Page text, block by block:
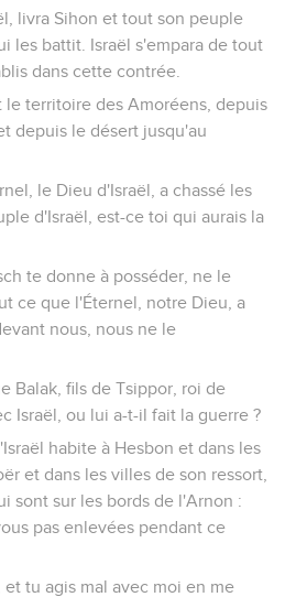
livra Sihon et tout son peuple
les battit. Israël s'empara de tout
dans cette contrée.
le territoire des Amoréens, depuis
depuis le désert jusqu'au
le Dieu d'Israël, a chassé les
d'Israël, est-ce toi qui aurais la
te donne à posséder, ne le
ce que l'Éternel, notre Dieu, a
nous, nous ne le
Balak, fils de Tsippor, roi de
Israël, ou lui a-t-il fait la guerre ?
habite à Hesbon et dans les
et dans les villes de son ressort,
sont sur les bords de l'Arnon :
pas enlevées pendant ce
tu agis mal avec moi en me